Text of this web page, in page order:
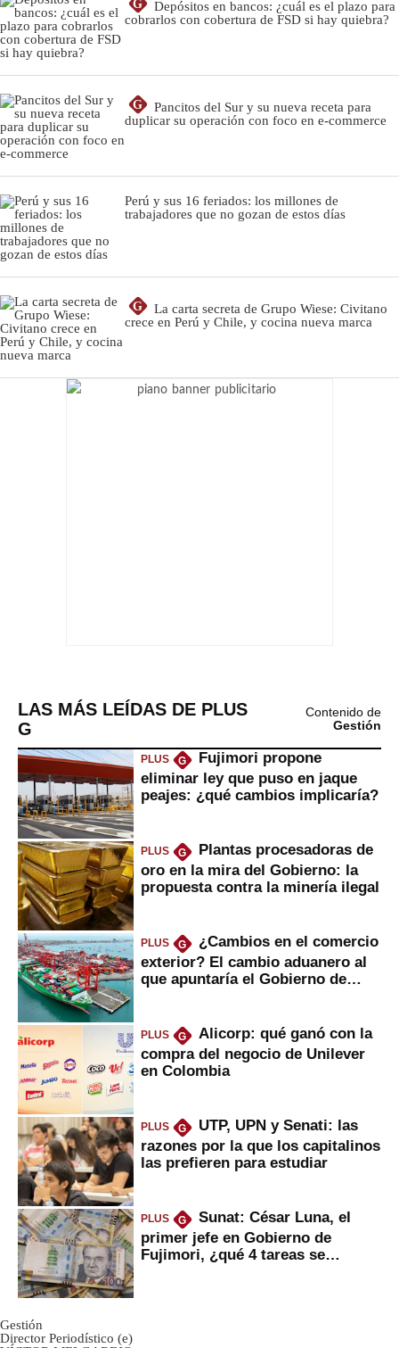
G
Depósitos en bancos: ¿cuál es el plazo para
cobrarlos con cobertura de FSD si hay quiebra?
G
Pancitos del Sur y su nueva receta para
duplicar su operación con foco en e-commerce
Perú y sus 16 feriados: los millones de
trabajadores que no gozan de estos días
G
La carta secreta de Grupo Wiese: Civitano
crece en Perú y Chile, y cocina nueva marca
LAS MÁS LEÍDAS DE PLUS
G
Contenido de
Gestión
PLUS G
Fujimori propone
eliminar ley que puso en jaque
peajes: ¿qué cambios implicaría?
PLUS G
Plantas procesadoras de
oro en la mira del Gobierno: la
propuesta contra la minería ilegal
PLUS G
¿Cambios en el comercio
exterior? El cambio aduanero al
que apuntaría el Gobierno de
PLUS G
Alicorp: qué ganó con la
compra del negocio de Unilever
en Colombia
PLUS G
UTP, UPN y Senati: las
razones por la que los capitalinos
las prefieren para estudiar
PLUS G
Sunat: César Luna, el
primer jefe en Gobierno de
Fujimori, ¿qué 4 tareas se
Gestión
Director Periodístico (e)